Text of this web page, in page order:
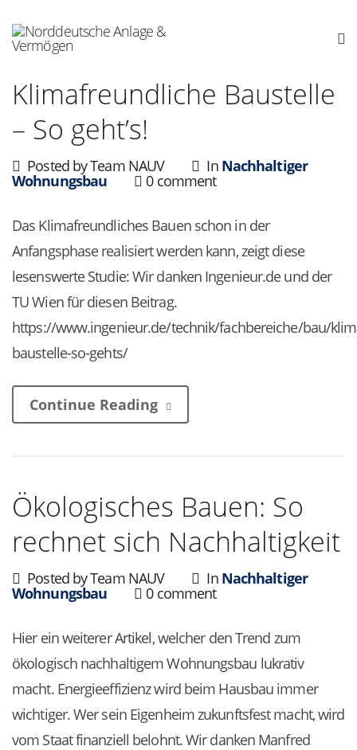
Klimafreundliche Baustelle
– So geht’s!
Posted by Team NAUV In Nachhaltiger
Wohnungsbau 0 comment
Das Klimafreundliches Bauen schon in der
Anfangsphase realisiert werden kann, zeigt diese
lesenswerte Studie: Wir danken Ingenieur.de und der
TU Wien für diesen Beitrag.
https://www.ingenieur.de/technik/fachbereiche/bau/
baustelle-so-gehts/
Continue Reading
Ökologisches Bauen: So
rechnet sich Nachhaltigkeit
Posted by Team NAUV In Nachhaltiger
Wohnungsbau 0 comment
Hier ein weiterer Artikel, welcher den Trend zum
ökologisch nachhaltigem Wohnungsbau lukrativ
macht. Energieeffizienz wird beim Hausbau immer
wichtiger. Wer sein Eigenheim zukunftsfest macht, wird
vom Staat finanziell belohnt. Wir danken Manfred